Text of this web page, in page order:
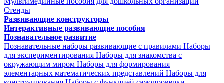
Стенды
Развивающие конструкторы
Интерактивные развивающие пособия
Познавательное развитие
Познавательные наборы развивающие с правилами Наборы
для экспериментирования Наборы для знакомства с
окружающим миром Наборы для формирования
элементарных математических представлений Наборы для